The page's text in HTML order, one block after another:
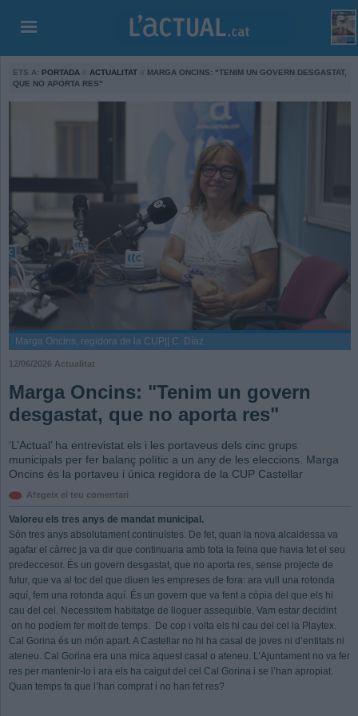
ETS A: PORTADA // ACTUALITAT // MARGA ONCINS: "TENIM UN GOVERN DESGASTAT,
QUE NO APORTA RES"
Marga Oncins, regidora de la CUP|| C. Díaz
12/06/2026 Actualitat
Marga Oncins: "Tenim un govern
desgastat, que no aporta res"
‘L’Actual’ ha entrevistat els i les portaveus dels cinc grups
municipals per fer balanç polític a un any de les eleccions. Marga
Oncins és la portaveu i única regidora de la CUP Castellar
Afegeix el teu comentari
Valoreu els tres anys de mandat municipal.
Són tres anys absolutament continuïstes. De fet, quan la nova alcaldessa va
agafar el càrrec ja va dir que continuaria amb tota la feina que havia fet el seu
predeccesor. És un govern desgastat, que no aporta res, sense projecte de
futur, que va al toc del que diuen les empreses de fora: ara vull una rotonda
aquí, fem una rotonda aquí. És un govern que va fent a còpia del que els hi
cau del cel. Necessitem habitatge de lloguer assequible. Vam estar decidint
on ho podíem fer molt de temps. De cop i volta els hi cau del cel la Playtex.
Cal Gorina és un món apart. A Castellar no hi ha casal de joves ni d’entitats ni
ateneu. Cal Gorina era una mica aquest casal o ateneu. L’Ajuntament no va fer
res per mantenir-lo i ara els ha caigut del cel Cal Gorina i se l’han apropiat.
Quan temps fa que l’han comprat i no han fet res?